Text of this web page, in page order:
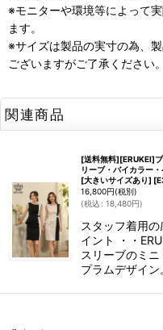
※モニターや環境等によって
ます。
※サイズは製品の実寸の為、
ございますがご了承ください。
関連商品
[送料無料][ERUKEI]
リーブ・バイカラー
[大きいサイズあり] [
16,800円(税別)
(税込 : 18,480円)
スタッフ着用
イント ・・
スリーブのミ
プラムデザイ